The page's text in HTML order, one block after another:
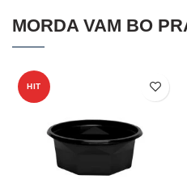
MORDA VAM BO
HIT